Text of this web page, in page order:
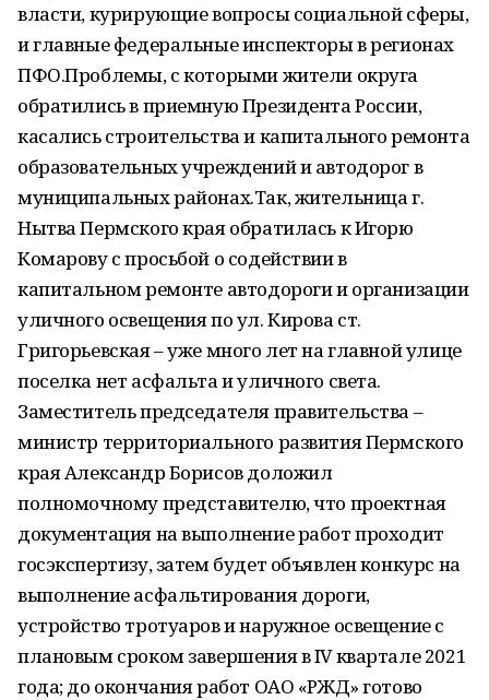
власти, курирующие вопросы социальной сферы,
и главные федеральные инспекторы в регионах
ПФО.Проблемы, с которыми жители округа
обратились в приемную Президента России,
касались строительства и капитального ремонта
образовательных учреждений и автодорог в
муниципальных районах.Так, жительница г.
Нытва Пермского края обратилась к Игорю
Комарову с просьбой о содействии в
капитальном ремонте автодороги и организации
уличного освещения по ул. Кирова ст.
Григорьевская – уже много лет на главной улице
поселка нет асфальта и уличного света.
Заместитель председателя правительства –
министр территориального развития Пермского
края Александр Борисов доложил
полномочному представителю, что проектная
документация на выполнение работ проходит
госэкспертизу, затем будет объявлен конкурс на
выполнение асфальтирования дороги,
устройство тротуаров и наружное освещение с
плановым сроком завершения в IV квартале 2021
года; до окончания работ ОАО «РЖД» готово